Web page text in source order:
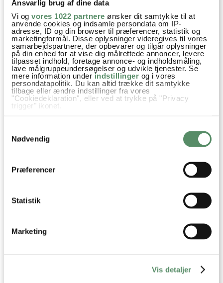
Ansvarlig brug af dine data
Vi og vores 1022 partnere ønsker dit samtykke til at
anvende cookies og indsamle persondata om IP-
adresse, ID og din browser til præferencer, statistik og
marketingformål. Disse oplysninger videregives til vores
samarbejdspartnere, der opbevarer og tilgår oplysninger
på din enhed for at vise dig målrettede annoncer, levere
tilpasset indhold, foretage annonce- og indholdsmåling,
lave målgruppeundersøgelser og udvikle tjenester. Se
mere information under indstillinger og i vores
persondatapolitik. Du kan altid trække dit samtykke
tilbage eller ændre indstillinger fra vores
"Cookiedeklaration", eller ved at trykke på "Privacy
trigger" ikonet.
Indsamle præcise oplysninger om din placering,
der kan være nøjagtig inden for få meter
Identificere din enhed baseret på en scanning af
Nødvendig
Præferencer
Statistik
Marketing
Vis detaljer
Virkelig lækkert. Fik tilføjet revet æble til det og chokolade
og det var stadig et hit👌🏼 mums:)
besvar
Ann-Christine :
26. maj 2025 kl. 08:52
Hej Sonja
Hvor lyder det lækkert! Tak for din søde hilsen
Elisabeth:
Bruger du flydende honning, eller smelter du den, før du
kommer resten på panden? Og afkøler du müslien, inden